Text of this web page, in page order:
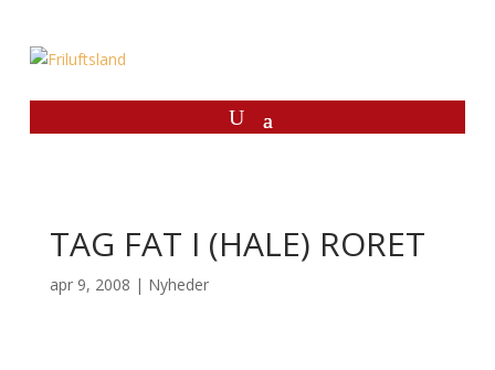
TAG FAT I (HALE) RORET
apr 9, 2008 | Nyheder